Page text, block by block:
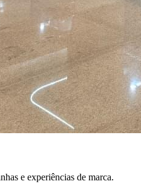
e experiências de marca.